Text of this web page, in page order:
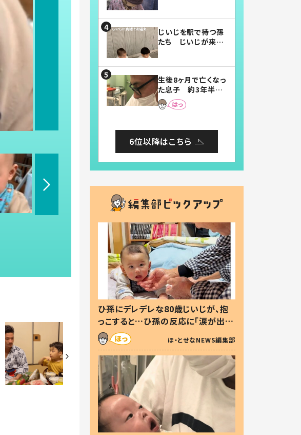
じいじを駅で待つ孫
たち じいじが来た
まらない」「幸せにな
れる」
生後8ヶ月で亡くなっ
た息子 約3年半
後、当時の妻の日記
に書いてあった本音
6位以降はこちら
ひ孫にデレデレな80歳じいじが、抱
っこすると…ひ孫の反応に「涙が出ま
した」「可愛くて仕方ない」
ほ・とせなNEWS編集部